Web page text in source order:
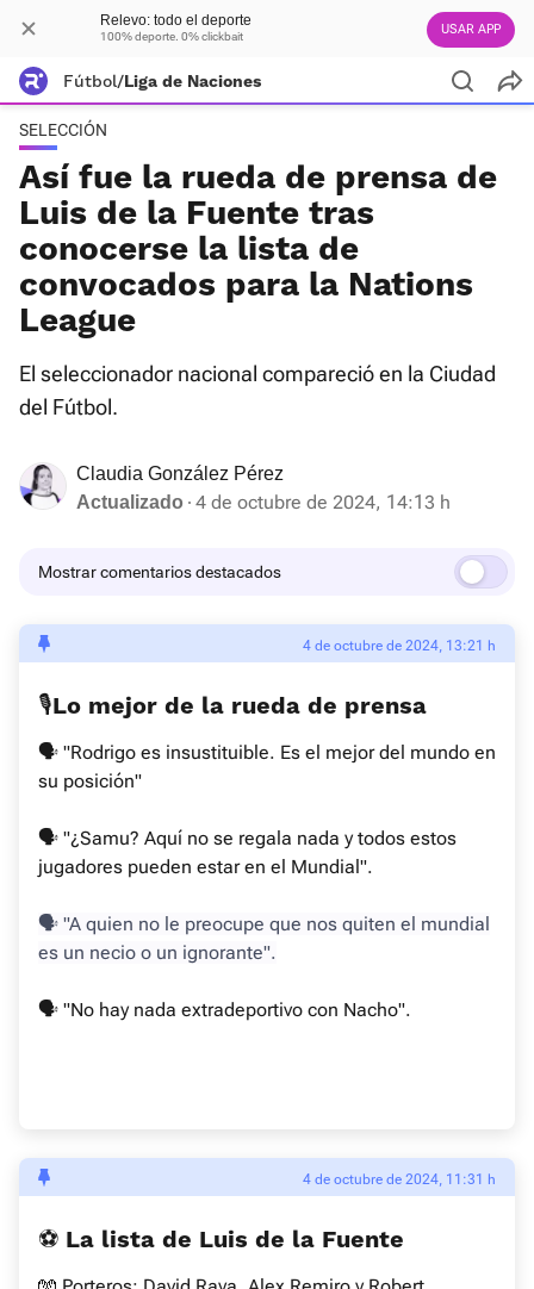
Relevo: todo el deporte
100% deporte. 0% clickbait USAR APP
Fútbol/Liga de Naciones
SELECCIÓN
Así fue la rueda de prensa de
Luis de la Fuente tras
conocerse la lista de
convocados para la Nations
League
El seleccionador nacional compareció en la Ciudad
del Fútbol.
Claudia González Pérez
Actualizado
4 de octubre de 2024, 14:13 h
Mostrar comentarios destacados
4 de octubre de 2024, 13:21 h
🎙️Lo mejor de la rueda de prensa
🗣 "Rodrigo es insustituible. Es el mejor del mundo en
su posición"
🗣 "¿Samu? Aquí no se regala nada y todos estos
jugadores pueden estar en el Mundial".
🗣 "A quien no le preocupe que nos quiten el mundial
es un necio o un ignorante".
🗣 "No hay nada extradeportivo con Nacho".
4 de octubre de 2024, 11:31 h
⚽ La lista de Luis de la Fuente